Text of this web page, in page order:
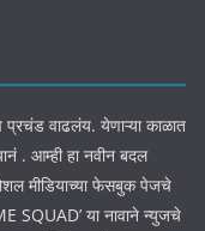
प्रचंड वाढलंय. येणाऱ्या काळात
. आम्ही हा नवीन बदल
मीडियाच्या फेसबुक पेजचे
SQUAD’ या नावाने न्युजचे